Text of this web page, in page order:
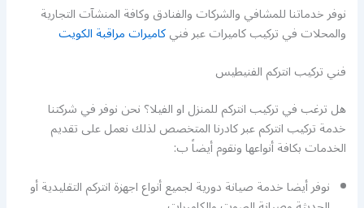
نوفر خدماتنا للمشافي والشركات والفنادق وكافة المنشآت التجارية
والمحلات في تركيب كاميرات عبر فنيكاميرات مراقبة الكويت
فني تركيب انتركم الفنيطيس
هل ترغب في تركيب انتركم للمنزل او الفيلا؟ نحن نوفر في شركتنا
خدمة تركيب انتركم عبر كادرنا المتخصص لذلك نعمل على تقديم
الخدمات بكافة أنواعها ونقوم أيضاً ب:
نوفر أيضا خدمة صيانة دورية لجميع أنواع اجهزة انتركم التقليدية أو